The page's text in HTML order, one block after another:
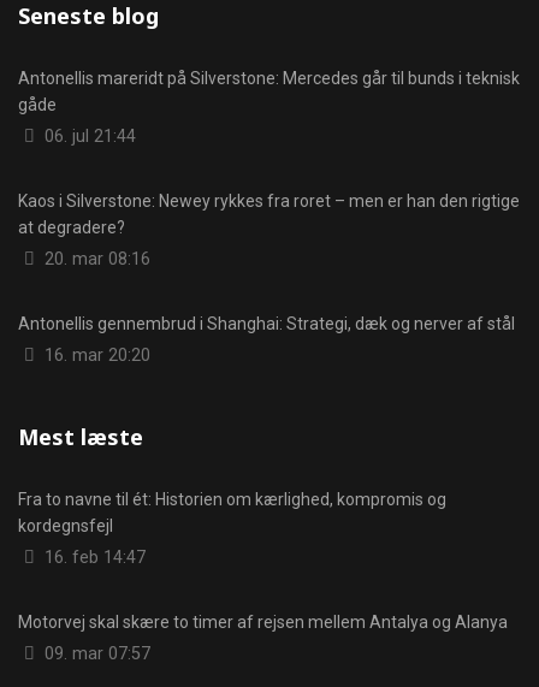
Seneste blog
Antonellis mareridt på Silverstone: Mercedes går til bunds i teknisk
gåde
Detaljer
06. jul 21:44
Kaos i Silverstone: Newey rykkes fra roret – men er han den rigtige
at degradere?
Detaljer
20. mar 08:16
Antonellis gennembrud i Shanghai: Strategi, dæk og nerver af stål
Detaljer
16. mar 20:20
Mest læste
Fra to navne til ét: Historien om kærlighed, kompromis og
kordegnsfejl
Detaljer
16. feb 14:47
Motorvej skal skære to timer af rejsen mellem Antalya og Alanya
Detaljer
09. mar 07:57